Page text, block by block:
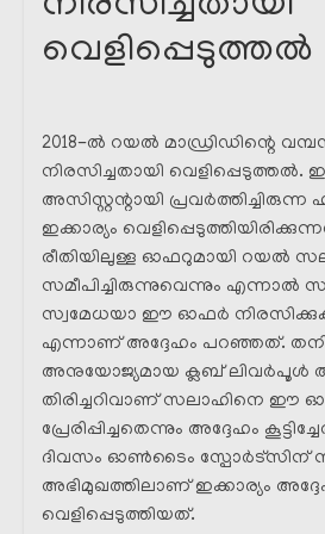
വെളിപ്പെടുത്തൽ
2018-ൽ റയൽ മാഡ്രിഡിന്റെ
നിരസിച്ചതായി വെളിപ്പെടുത്തൽ.
അസിസ്റ്റന്റായി
ഇക്കാര്യം
രീതിയിലുള്ള ഓഫറുമായി റയൽ
സമീപിച്ചിരുന്നുവെന്നും എന്നാൽ
സ്വമേധയാ ഈ ഓഫർ
എന്നാണ് അദ്ദേഹം പറഞ്ഞത്.
അനുയോജ്യമായ ക്ലബ്‌
തിരിച്ചറിവാണ് സലാഹിനെ ഈ
പ്രേരിപ്പിച്ചതെന്നും അദ്ദേഹം
ദിവസം ഓൺടൈം സ്പോർട്സിന്
അഭിമുഖത്തിലാണ് ഇക്കാര്യം
വെളിപ്പെടുത്തിയത്.